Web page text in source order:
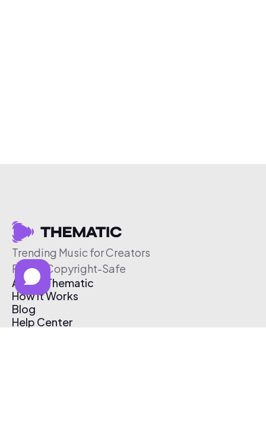
Trending Music for Creators
Free & Copyright-Safe
About Thematic
How It Works
Blog
Help Center